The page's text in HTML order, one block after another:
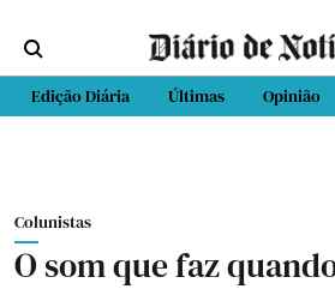
Edição Diária Últimas Opinião
Colunistas
O som que faz